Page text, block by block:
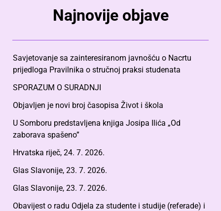
Najnovije objave
Savjetovanje sa zainteresiranom javnošću o Nacrtu
prijedloga Pravilnika o stručnoj praksi studenata
SPORAZUM O SURADNJI
Objavljen je novi broj časopisa Život i škola
U Somboru predstavljena knjiga Josipa Ilića „Od
zaborava spašeno”
Hrvatska riječ, 24. 7. 2026.
Glas Slavonije, 23. 7. 2026.
Glas Slavonije, 23. 7. 2026.
Obavijest o radu Odjela za studente i studije (referade) i